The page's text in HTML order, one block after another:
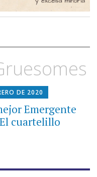
DE 2020
Emergente
cuartelillo